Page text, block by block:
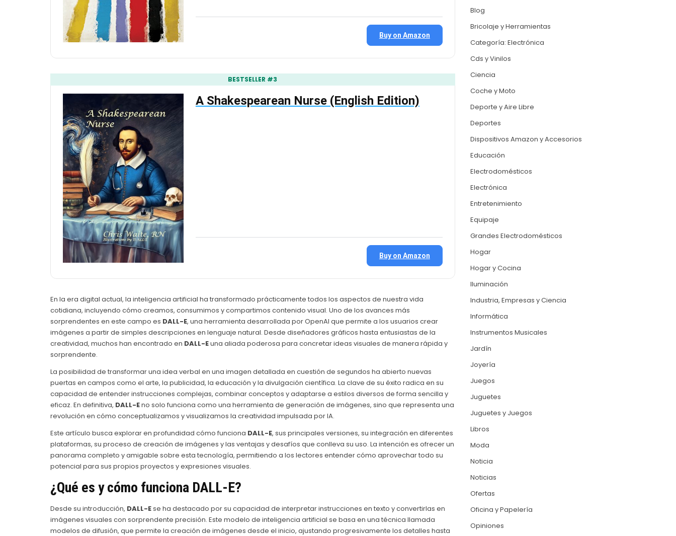
Buy on Amazon
BESTSELLER #3
A Shakespearean Nurse (English Edition)
Buy on Amazon
En la era digital actual, la inteligencia artificial ha transformado prácticamente todos los aspectos de nuestra vida
cotidiana, incluyendo cómo creamos, consumimos y compartimos contenido visual. Uno de los avances más
sorprendentes en este campo es DALL-E, una herramienta desarrollada por OpenAI que permite a los usuarios crear
imágenes a partir de simples descripciones en lenguaje natural. Desde diseñadores gráficos hasta entusiastas de la
creatividad, muchos han encontrado en DALL-Euna aliada poderosa para concretar ideas visuales de manera rápida y
sorprendente.
La posibilidad de transformar una idea verbal en una imagen detallada en cuestión de segundos ha abierto nuevas
puertas en campos como el arte, la publicidad, la educación y la divulgación científica. La clave de su éxito radica en su
capacidad de entender instrucciones complejas, combinar conceptos y adaptarse a estilos diversos de forma sencilla y
eficaz. En definitiva, DALL-Eno solo funciona como una herramienta de generación de imágenes, sino que representa una
revolución en cómo conceptualizamos y visualizamos la creatividad impulsada por IA.
Este artículo busca explorar en profundidad cómo funciona DALL-E, sus principales versiones, su integración en diferentes
plataformas, su proceso de creación de imágenes y las ventajas y desafíos que conlleva su uso. La intención es ofrecer un
panorama completo y amigable sobre esta tecnología, permitiendo a los lectores entender cómo aprovechar todo su
potencial para sus propios proyectos y expresiones visuales.
¿Qué es y cómo funciona DALL-E?
Desde su introducción, DALL-Ese ha destacado por su capacidad de interpretar instrucciones en texto y convertirlas en
imágenes visuales con sorprendente precisión. Este modelo de inteligencia artificial se basa en una técnica llamada
modelos de difusión, que permite la creación de imágenes desde el inicio, ajustando progresivamente los detalles hasta
Blog
Bricolaje y Herramientas
Categoría: Electrónica
Cds y Vinilos
Ciencia
Coche y Moto
Deporte y Aire Libre
Deportes
Dispositivos Amazon y Accesorios
Educación
Electrodomésticos
Electrónica
Entretenimiento
Equipaje
Grandes Electrodomésticos
Hogar
Hogar y Cocina
Iluminación
Industria, Empresas y Ciencia
Informática
Instrumentos Musicales
Jardín
Joyería
Juegos
Juguetes
Juguetes y Juegos
Libros
Moda
Noticia
Noticias
Ofertas
Oficina y Papelería
Opiniones